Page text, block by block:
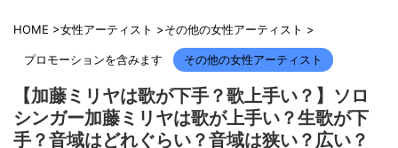
HOME >女性アーティスト >その他の女性アーティスト >
プロモーションを含みます その他の女性アーティスト
【加藤ミリヤは歌が下手？歌上手い？】ソロ
シンガー加藤ミリヤは歌が上手い？生歌が下
手？音域はどれぐらい？音域は狭い？広い？